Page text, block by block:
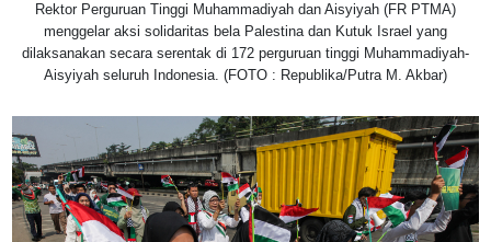
Rektor Perguruan Tinggi Muhammadiyah dan Aisyiyah (FR PTMA)
menggelar aksi solidaritas bela Palestina dan Kutuk Israel yang
dilaksanakan secara serentak di 172 perguruan tinggi Muhammadiyah-
Aisyiyah seluruh Indonesia. (FOTO : Republika/Putra M. Akbar)